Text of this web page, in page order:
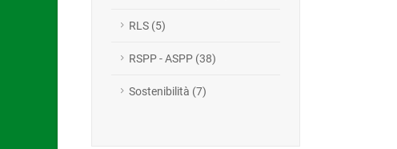
RLS (5)
RSPP - ASPP (38)
Sostenibilità (7)